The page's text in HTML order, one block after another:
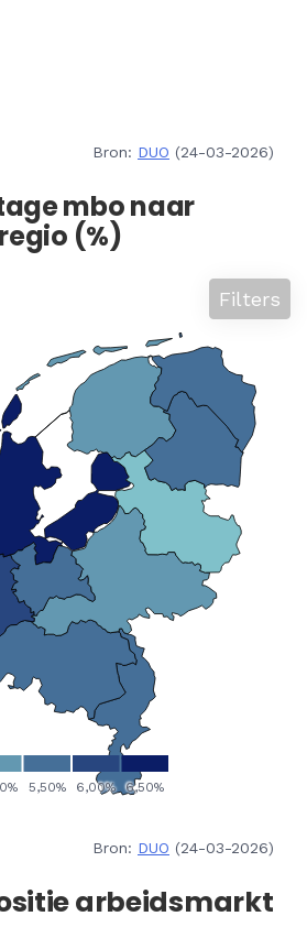
Bron: DUO (24-03-2026)
mbo naar
(%)
Filters
Bron: DUO (24-03-2026)
arbeidsmarkt